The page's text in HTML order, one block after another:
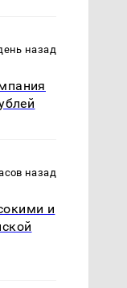
назад
назад
и